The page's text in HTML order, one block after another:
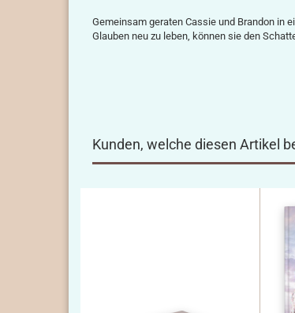
Gemeinsam geraten Cassie und Brandon in
Glauben neu zu leben, können sie den
Kunden, welche diesen Artikel